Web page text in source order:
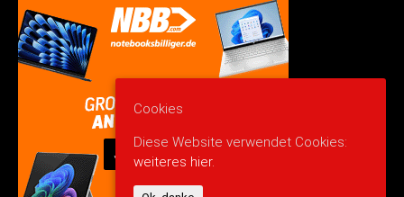
Cookies
Diese Website verwendet Cookies:
weiteres hier.